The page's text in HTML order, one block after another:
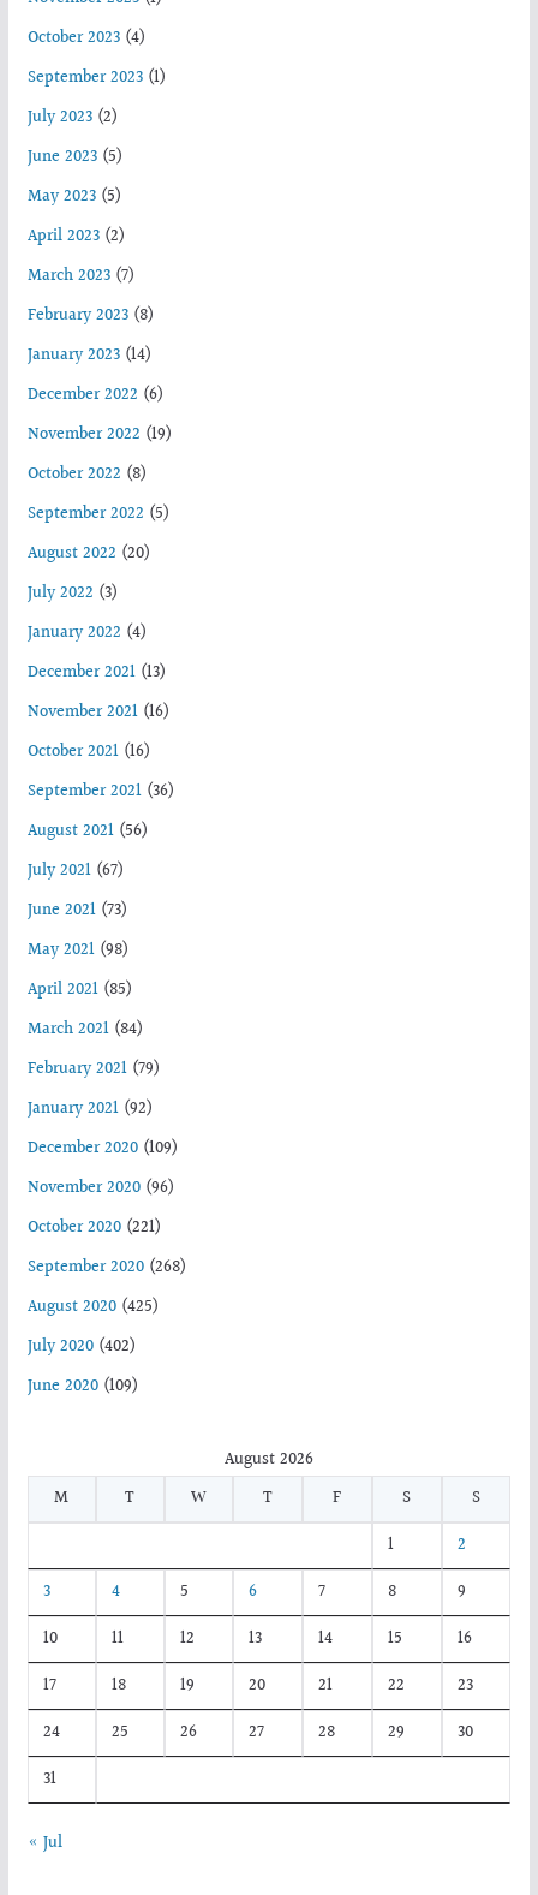
October 2023(4)
September 2023(1)
July 2023(2)
June 2023(5)
May 2023(5)
April 2023(2)
March 2023(7)
February 2023(8)
January 2023(14)
December 2022 (6)
November 2022 (19)
October 2022 (8)
September 2022 (5)
August 2022 (20)
July 2022 (3)
January 2022 (4)
December 2021(13)
November 2021(16)
October 2021(16)
September 2021(36)
August 2021(56)
July 2021(67)
June 2021(73)
May 2021(98)
April 2021(85)
March 2021(84)
February 2021(79)
January 2021(92)
December 2020(109)
November 2020(96)
October 2020(221)
September 2020(268)
August 2020(425)
July 2020(402)
June 2020(109)
August 2026
M
T W T F S
S
1
2
3
4 5 6 7 8
9
10
11 12 13 14 15
16
17
18 19 20 21 22
23
24
25 26 27 28 29
30
31
« Jul